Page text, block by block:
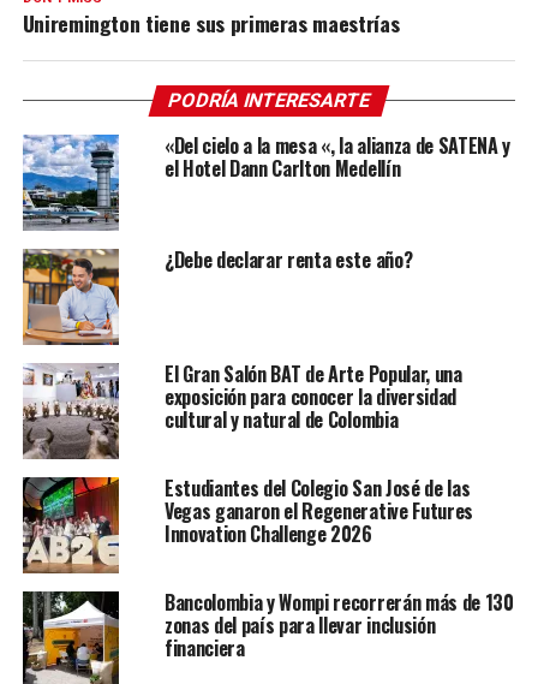
Uniremington tiene sus primeras maestrías
PODRÍA INTERESARTE
«Del cielo a la mesa «, la alianza de SATENA y
el Hotel Dann Carlton Medellín
¿Debe declarar renta este año?
El Gran Salón BAT de Arte Popular, una
exposición para conocer la diversidad
cultural y natural de Colombia
Estudiantes del Colegio San José de las
Vegas ganaron el Regenerative Futures
Innovation Challenge 2026
Bancolombia y Wompi recorrerán más de 130
zonas del país para llevar inclusión
financiera